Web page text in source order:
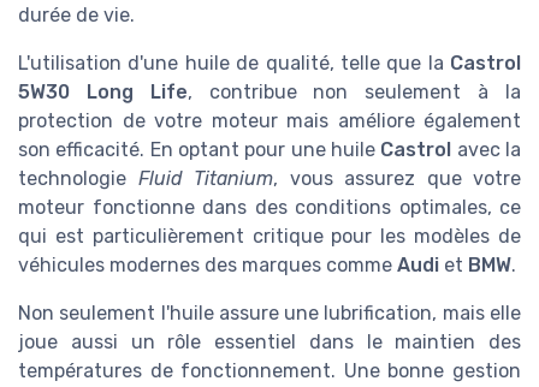
durée de vie.
L'utilisation d'une huile de qualité, telle que la Castrol
5W30 Long Life, contribue non seulement à la
protection de votre moteur mais améliore également
son efficacité. En optant pour une huile Castrol avec la
technologie Fluid Titanium, vous assurez que votre
moteur fonctionne dans des conditions optimales, ce
qui est particulièrement critique pour les modèles de
véhicules modernes des marques comme Audi et BMW.
Non seulement l'huile assure une lubrification, mais elle
joue aussi un rôle essentiel dans le maintien des
températures de fonctionnement. Une bonne gestion